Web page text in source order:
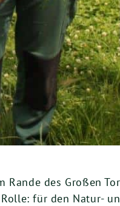
des Großen
für den Natur-